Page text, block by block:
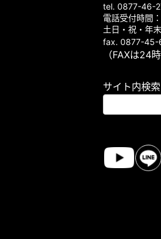
tel. 0877-46-
電話受付時間
土日・祝・年
fax. 0877-45-
（FAXは24
サイト内検索